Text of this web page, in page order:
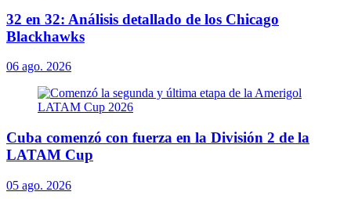
32 en 32: Análisis detallado de los Chicago
Blackhawks
06 ago. 2026
Cuba comenzó con fuerza en la División 2 de la
LATAM Cup
05 ago. 2026